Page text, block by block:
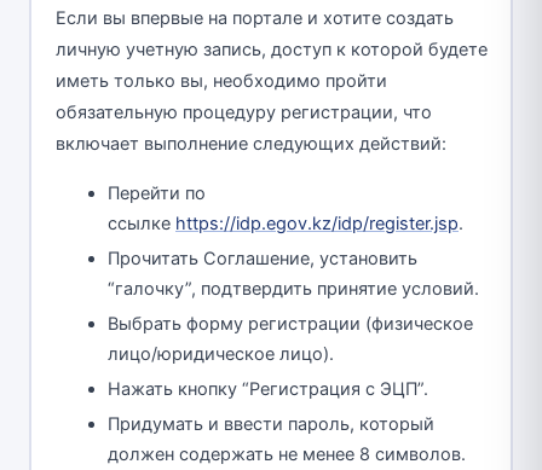
Если вы впервые на портале и хотите создать
личную учетную запись, доступ к которой будете
иметь только вы, необходимо пройти
обязательную процедуру регистрации, что
включает выполнение следующих действий:
Перейти по
ссылке https://idp.egov.kz/idp/register.jsp.
Прочитать Соглашение, установить
“галочку”, подтвердить принятие условий.
Выбрать форму регистрации (физическое
лицо/юридическое лицо).
Нажать кнопку “Регистрация с ЭЦП”.
Придумать и ввести пароль, который
должен содержать не менее 8 символов.